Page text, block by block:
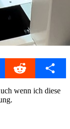
Reddit Share
wenn ich diese